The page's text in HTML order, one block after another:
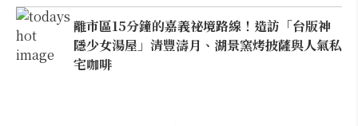
離市區15分鐘的嘉義祕境路線！造訪「台版神
隱少女湯屋」清豐濤月、湖景窯烤披薩與人氣私
宅咖啡